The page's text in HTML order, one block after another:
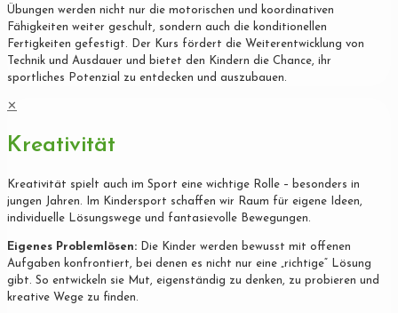
Übungen werden nicht nur die motorischen und koordinativen
Fähigkeiten weiter geschult, sondern auch die konditionellen
Fertigkeiten gefestigt. Der Kurs fördert die Weiterentwicklung von
Technik und Ausdauer und bietet den Kindern die Chance, ihr
sportliches Potenzial zu entdecken und auszubauen.
✕
Kreativität
Kreativität spielt auch im Sport eine wichtige Rolle – besonders in
jungen Jahren. Im Kindersport schaffen wir Raum für eigene Ideen,
individuelle Lösungswege und fantasievolle Bewegungen.
Eigenes Problemlösen: Die Kinder werden bewusst mit offenen
Aufgaben konfrontiert, bei denen es nicht nur eine „richtige“ Lösung
gibt. So entwickeln sie Mut, eigenständig zu denken, zu probieren und
kreative Wege zu finden.